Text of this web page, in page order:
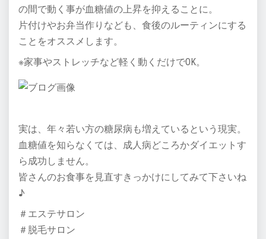
の間で動く事が血糖値の上昇を抑えることに。
片付けやお弁当作りなども、食後のルーティンにする
ことをオススメします。
※家事やストレッチなど軽く動くだけでOK。
実は、年々若い方の糖尿病も増えているという現実。
血糖値を知らなくては、成人病どころかダイエットす
ら成功しません。
皆さんのお食事を見直すきっかけにしてみて下さいね
♪
＃エステサロン
＃脱毛サロン